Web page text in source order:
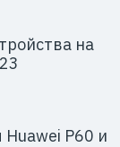
на
P60 и